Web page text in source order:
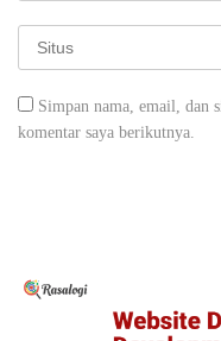
Simpan nama, email, dan
komentar saya berikutnya.